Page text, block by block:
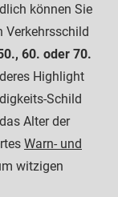
können Sie
Verkehrsschild
60. oder 70.
Highlight
Schild
Alter der
Warn- und
witzigen